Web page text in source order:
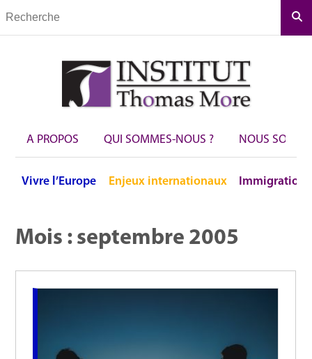
A PROPOS QUI SOMMES-NOUS ? NOUS
Vivre l’Europe Enjeux internationaux Immigration
Mois : septembre 2005